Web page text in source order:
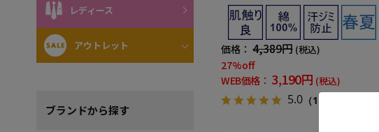
レディース
アウトレット
ブランドから探す
価格： 4,389円 (税込)
27%off
WEB価格： 3,190円 (税込)
5.0 （1）